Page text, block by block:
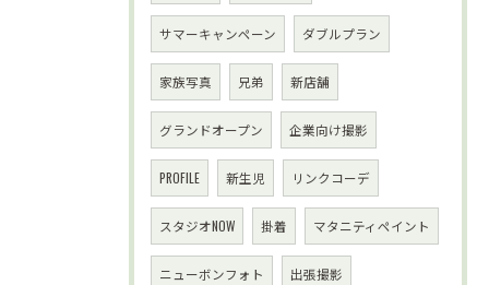
サマーキャンペーン ダブルプラン
家族写真 兄弟 新店舗
グランドオープン 企業向け撮影
PROFILE 新生児 リンクコーデ
スタジオNOW 掛着 マタニティペイント
ニューボンフォト 出張撮影